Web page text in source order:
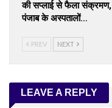
की सप्लाई से फैला संक्रमण,
पंजाब के अस्पतालों…
PREV NEXT
LEAVE A REPLY